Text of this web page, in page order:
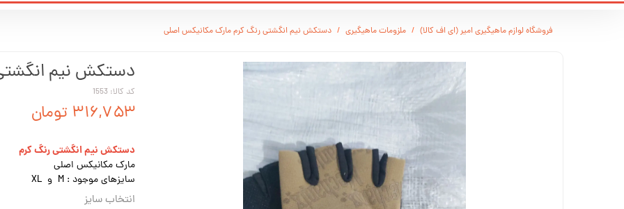
قلاب سه شاخ
فروشگاه لوازم ماهیگیری امیر (ای اف کالا) ملزومات ماهیگیری دستکش نیم انگشتی رنگ کرم مارک مکانیکس اصلی
دستکش نیم
کد کالا: 1553
۳۱۶,۷۵۳ تومان
دستکش نیم انگشتی رنگ کرم
مارک مکانیکس اصلی
سایزهای موجود : M و XL
انتخاب سایز